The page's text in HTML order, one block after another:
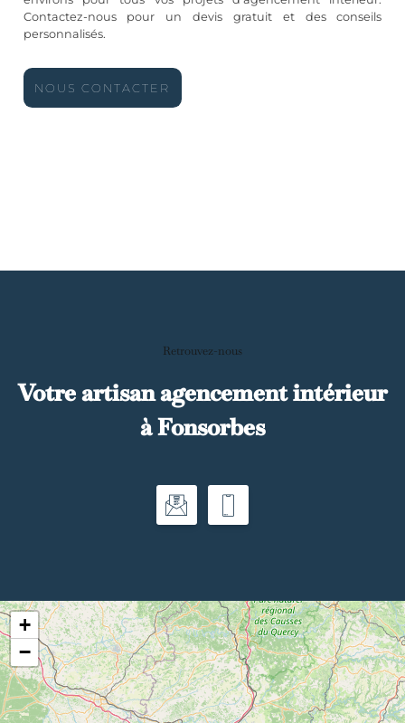
Contactez-nous pour un devis gratuit et des conseils
personnalisés.
NOUS CONTACTER
Retrouvez-nous
Votre artisan agencement intérieur
à Fonsorbes
+
−